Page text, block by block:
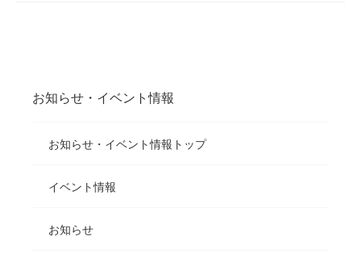
お知らせ・イベント情報
お知らせ・イベント情報トップ
イベント情報
お知らせ